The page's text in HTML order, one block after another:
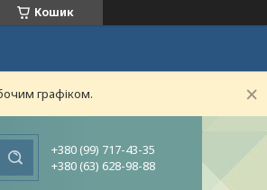
Кошик
графіком.
+380 (99) 717-43-35
+380 (63) 628-98-88